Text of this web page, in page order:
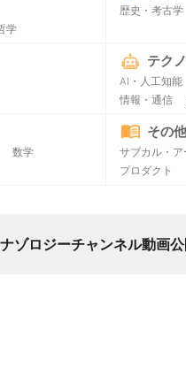
学
歴史・考古学
テク
AI・人工知能
情報・通信
数学
その
サブカル・ア
プロダクト
ナゾロジーチャンネル動画